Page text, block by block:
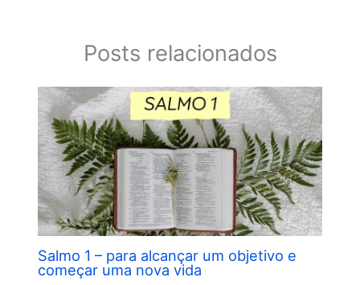
Posts relacionados
Salmo 1 – para alcançar um objetivo e
começar uma nova vida